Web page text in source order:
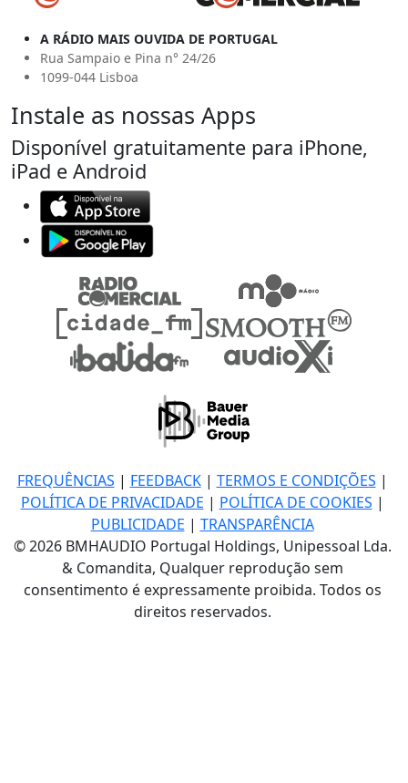
A RÁDIO MAIS OUVIDA DE PORTUGAL
Rua Sampaio e Pina n° 24/26
1099-044 Lisboa
Instale as nossas Apps
Disponível gratuitamente para iPhone,
iPad e Android
FREQUÊNCIAS | FEEDBACK| TERMOS E CONDIÇÕES |
POLÍTICA DE PRIVACIDADE | POLÍTICA DE COOKIES |
PUBLICIDADE | TRANSPARÊNCIA
© 2026 BMHAUDIO Portugal Holdings, Unipessoal Lda.
& Comandita, Qualquer reprodução sem
consentimento é expressamente proibida. Todos os
direitos reservados.